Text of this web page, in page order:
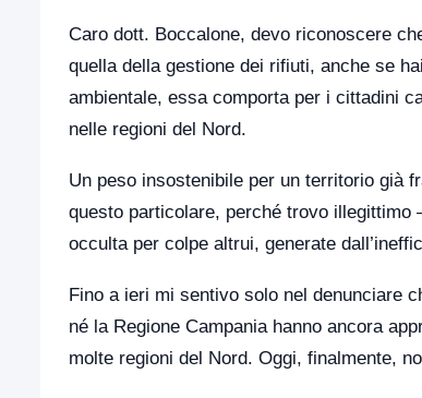
Caro dott. Boccalone, devo riconoscere
quella della gestione dei rifiuti, anche se
ambientale, essa comporta per i cittadini
nelle regioni del Nord.
Un peso insostenibile per un territorio già
questo particolare, perché trovo
occulta per colpe altrui, generate
Fino a ieri mi sentivo solo nel denunciare
né la Regione Campania hanno ancora
molte regioni del Nord. Oggi, finalmente,